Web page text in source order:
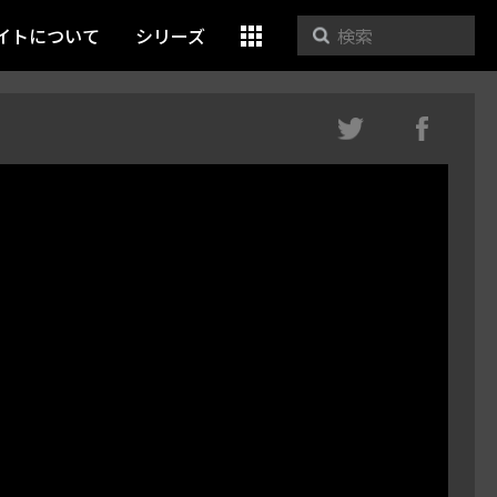
トについて シリーズ